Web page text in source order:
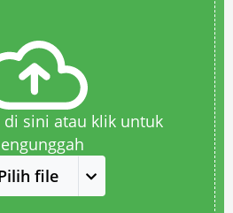
di sini atau klik untuk
file